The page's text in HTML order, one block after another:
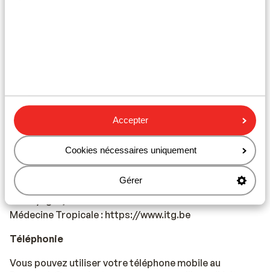
Accepter
Cookies nécessaires uniquement
Gérer
de 18 ans ou plus par chambre.
Vaccins
Pour obtenir des informations en temps réel sur les
vaccins ou d'autres sujets médicaux en rapport avec
Médecine Tropicale : https://www.itg.be
Téléphonie
Vous pouvez utiliser votre téléphone mobile au